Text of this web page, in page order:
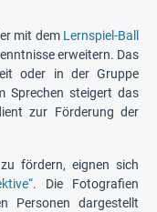
mit dem Lernspiel-Ball
erweitern. Das
oder in der Gruppe
Sprechen steigert das
zur Förderung der
fördern, eignen sich
. Die Fotografien
Personen dargestellt